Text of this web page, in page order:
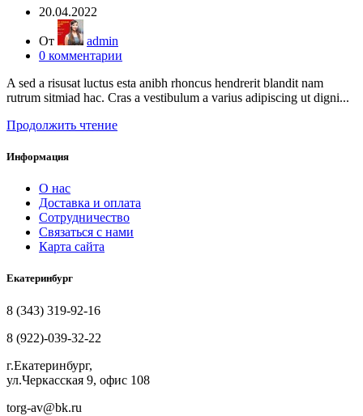
20.04.2022
От
admin
0 комментарии
A sed a risusat luctus esta anibh rhoncus hendrerit blandit nam
rutrum sitmiad hac. Cras a vestibulum a varius adipiscing ut digni...
Продолжить чтение
Информация
О нас
Доставка и оплата
Сотрудничество
Связаться с нами
Карта сайта
Екатеринбург
8 (343) 319-92-16
8 (922)-039-32-22
г.Екатеринбург,
ул.Черкасская 9, офис 108
torg-av@bk.ru